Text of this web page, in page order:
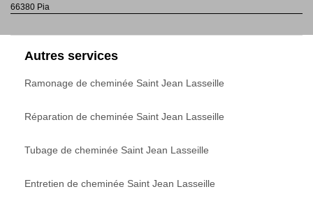
66380 Pia
Autres services
Ramonage de cheminée Saint Jean Lasseille
Réparation de cheminée Saint Jean Lasseille
Tubage de cheminée Saint Jean Lasseille
Entretien de cheminée Saint Jean Lasseille